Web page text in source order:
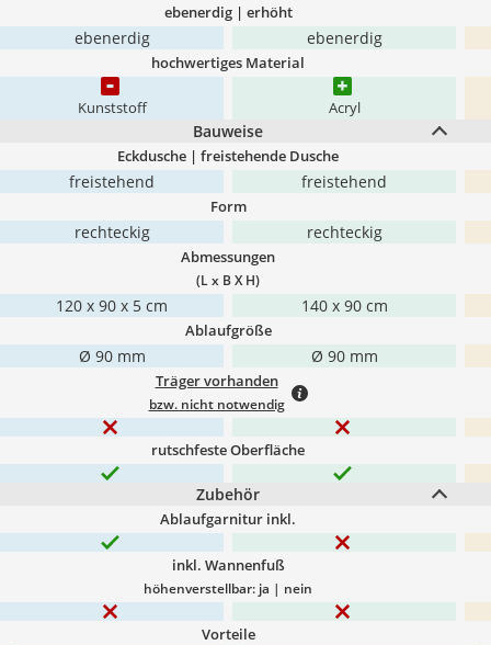
ebenerdig | erhöht
ebenerdig ebenerdig
hochwertiges Material
Kunststoff Acryl
Bauweise
Eckdusche | freistehende Dusche
freistehend freistehend
Form
rechteckig rechteckig
Abmessungen
(L x B X H)
120 x 90 x 5 cm 140 x 90 cm
Ablaufgröße
Ø 90 mm Ø 90 mm
Träger vorhanden
bzw. nicht notwendig
rutschfeste Oberfläche
Zubehör
Ablaufgarnitur inkl.
inkl. Wannenfuß
höhenverstellbar: ja | nein
Vorteile